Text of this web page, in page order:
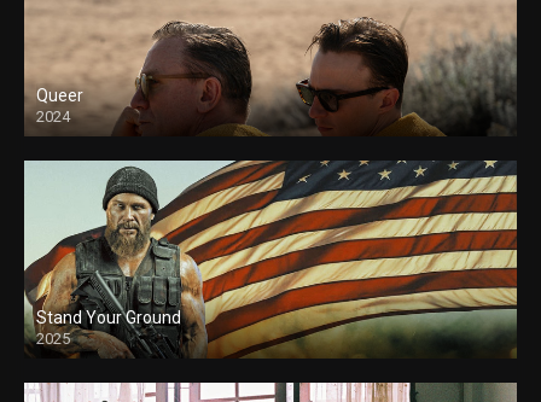
Queer
2024
Stand Your Ground
2025